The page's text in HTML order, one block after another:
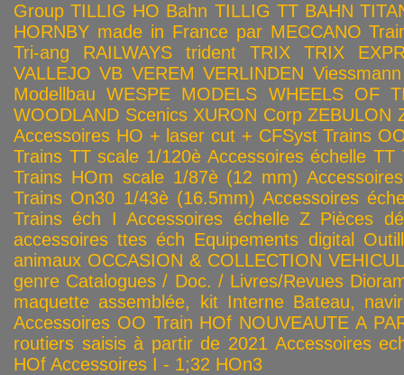
Group TILLIG HO Bahn TILLIG TT BAHN
HORNBY made in France par MECCANO
Tri-ang RAILWAYS
trident TRIX
TRIX
VALLEJO VB VEREM VERLINDEN Viessmann
Modellbau WESPE MODELS WHEELS OF
WOODLAND Scenics XURON Corp ZEBULON
Accessoires HO + laser cut + CFSyst Trains
Trains TT scale 1/120è Accessoires échelle TT
Trains HOm scale 1/87è (12 mm)
Trains On30 1/43è (16.5mm) Accessoires
Trains éch I Accessoires échelle Z Pièces
accessoires ttes éch Equipements digital
animaux OCCASION & COLLECTION
genre Catalogues / Doc. / Livres/Revues
maquette assemblée, kit Interne Bateau,
Accessoires OO Train HOf NOUVEAUTE A
routiers saisis à partir de 2021 Accessoires
HOf Accessoires I - 1;32 HOn3